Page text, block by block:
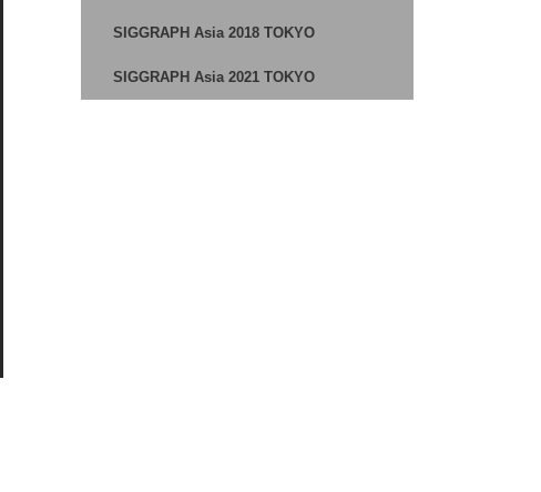
SIGGRAPH Asia 2018 TOKYO
SIGGRAPH Asia 2021 TOKYO